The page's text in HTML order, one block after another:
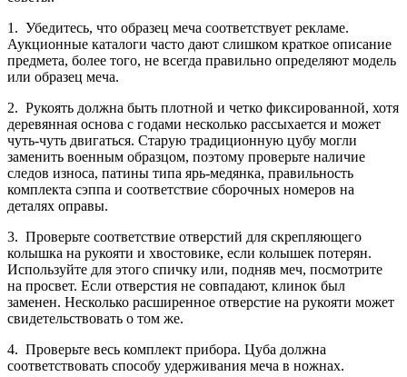
1. Убедитесь, что образец меча соответствует рекламе.
Аукционные каталоги часто дают слишком краткое описание
предмета, более того, не всегда правильно определяют модель
или образец меча.
2. Рукоять должна быть плотной и четко фиксированной, хотя
деревянная основа с годами несколько рассыхается и может
чуть-чуть двигаться. Старую традиционную цубу могли
заменить военным образцом, поэтому проверьте наличие
следов износа, патины типа ярь-медянка, правильность
комплекта сэппа и соответствие сборочных номеров на
деталях оправы.
3. Проверьте соответствие отверстий для скрепляющего
колышка на рукояти и хвостовике, если колышек потерян.
Используйте для этого спичку или, подняв меч, посмотрите
на просвет. Если отверстия не совпадают, клинок был
заменен. Несколько расширенное отверстие на рукояти может
свидетельствовать о том же.
4. Проверьте весь комплект прибора. Цуба должна
соответствовать способу удерживания меча в ножнах.